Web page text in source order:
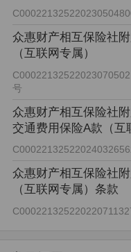
众惠财产相互保险社
（互联网专属）
号
众惠财产相互保险社
交通费用保险A款（互
众惠财产相互保险社
（互联网专属）条款